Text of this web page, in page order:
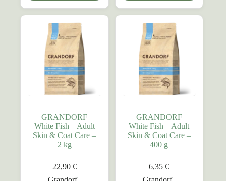
GRANDORF
White Fish – Adult
Skin & Coat Care –
2 kg
22,90 €
GRANDORF
White Fish – Adult
Skin & Coat Care –
400 g
6,35€